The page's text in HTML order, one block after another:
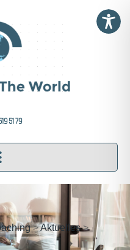
51 79
>Aktuelles>